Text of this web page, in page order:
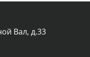
Вал, д.33